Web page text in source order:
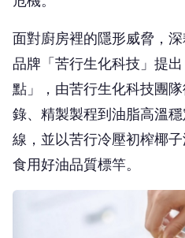
面對廚房裡的隱形威脅，
品牌「苦行生化科技」提
點」，由苦行生化科技團
錄、精製製程到油脂高溫
線，並以苦行冷壓初榨椰
食用好油品質標竿。